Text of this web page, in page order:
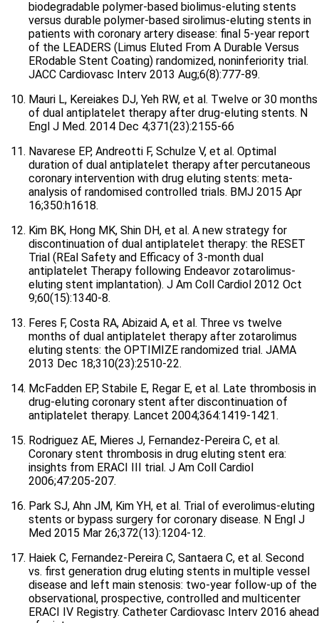
biodegradable polymer-based biolimus-eluting stents
versus durable polymer-based sirolimus-eluting stents in
patients with coronary artery disease: final 5-year report
of the LEADERS (Limus Eluted From A Durable Versus
ERodable Stent Coating) randomized, noninferiority trial.
JACC Cardiovasc Interv 2013 Aug;6(8):777-89.
Mauri L, Kereiakes DJ, Yeh RW, et al. Twelve or 30 months
of dual antiplatelet therapy after drug-eluting stents. N
Engl J Med. 2014 Dec 4;371(23):2155-66
Navarese EP, Andreotti F, Schulze V, et al. Optimal
duration of dual antiplatelet therapy after percutaneous
coronary intervention with drug eluting stents: meta-
analysis of randomised controlled trials. BMJ 2015 Apr
16;350:h1618.
Kim BK, Hong MK, Shin DH, et al. A new strategy for
discontinuation of dual antiplatelet therapy: the RESET
Trial (REal Safety and Efficacy of 3-month dual
antiplatelet Therapy following Endeavor zotarolimus-
eluting stent implantation). J Am Coll Cardiol 2012 Oct
9;60(15):1340-8.
Feres F, Costa RA, Abizaid A, et al. Three vs twelve
months of dual antiplatelet therapy after zotarolimus
eluting stents: the OPTIMIZE randomized trial. JAMA
2013 Dec 18;310(23):2510-22.
McFadden EP, Stabile E, Regar E, et al. Late thrombosis in
drug-eluting coronary stent after discontinuation of
antiplatelet therapy. Lancet 2004;364:1419-1421.
Rodriguez AE, Mieres J, Fernandez-Pereira C, et al.
Coronary stent thrombosis in drug eluting stent era:
insights from ERACI III trial. J Am Coll Cardiol
2006;47:205-207.
Park SJ, Ahn JM, Kim YH, et al. Trial of everolimus-eluting
stents or bypass surgery for coronary disease. N Engl J
Med 2015 Mar 26;372(13):1204-12.
Haiek C, Fernandez-Pereira C, Santaera C, et al. Second
vs. first generation drug eluting stents in multiple vessel
disease and left main stenosis: two-year follow-up of the
observational, prospective, controlled and multicenter
ERACI IV Registry. Catheter Cardiovasc Interv 2016 ahead